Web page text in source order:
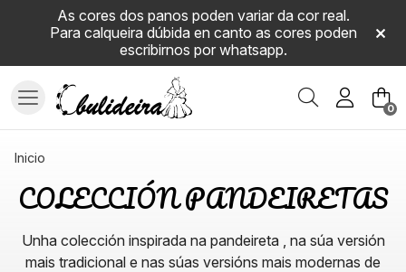
As cores dos panos poden variar da cor real.
Para calqueira dúbida en canto as cores poden
escribirnos por whatsapp.
Buscar 0
inicio
COLECCIÓN PANDEIRETAS
Unha colección inspirada na pandeireta , na súa versión
mais tradicional e nas súas versións mais modernas de